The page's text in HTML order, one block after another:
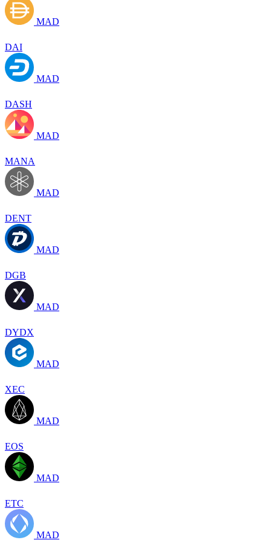
MAD
DAI
MAD
DASH
MAD
MANA
MAD
DENT
MAD
DGB
MAD
DYDX
MAD
XEC
MAD
EOS
MAD
ETC
MAD